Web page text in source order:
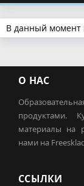
В данный момент
О НАС
продуктами.
материалы на
нами на
ССЫЛКИ